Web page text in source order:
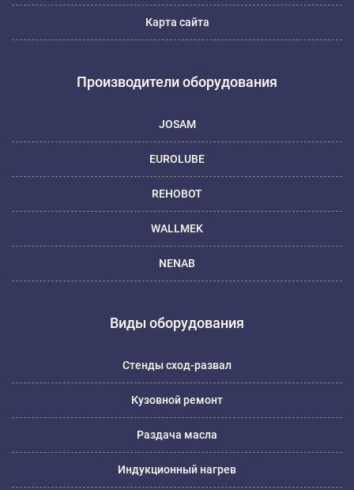
Карта сайта
Производители оборудования
JOSAM
EUROLUBE
REHOBOT
WALLMEK
NENAB
Виды оборудования
Стенды сход-развал
Кузовной ремонт
Раздача масла
Индукционный нагрев